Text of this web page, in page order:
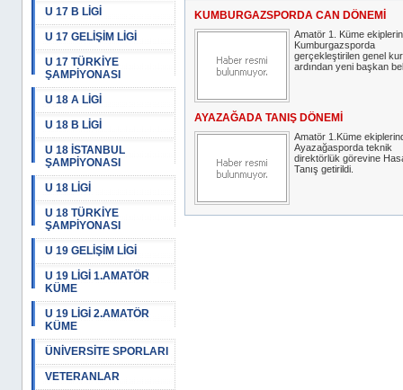
U 17 B LİGİ
U 17 GELİŞİM LİGİ
U 17 TÜRKİYE
ŞAMPİYONASI
U 18 A LİGİ
U 18 B LİGİ
U 18 İSTANBUL
ŞAMPİYONASI
U 18 LİGİ
U 18 TÜRKİYE
ŞAMPİYONASI
U 19 GELİŞİM LİGİ
U 19 LİGİ 1.AMATÖR
KÜME
U 19 LİGİ 2.AMATÖR
KÜME
ÜNİVERSİTE SPORLARI
VETERANLAR
KUMBURGAZSPORDA CAN DÖNEMİ
Amatör 1. Küme
Kumburgazsporda
gerçekleştirilen genel
ardından yeni başkan
AYAZAĞADA TANIŞ DÖNEMİ
Amatör 1.Küme
Ayazağasporda teknik
direktörlük görevine
Tanış getirildi.